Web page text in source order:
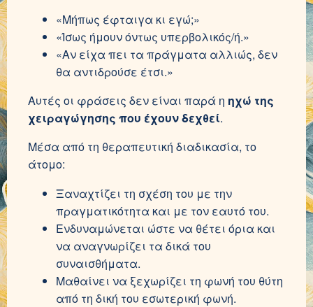
«Μήπως έφταιγα κι εγώ;»
«Ίσως ήμουν όντως υπερβολικός/ή.»
«Αν είχα πει τα πράγματα αλλιώς, δεν
θα αντιδρούσε έτσι.»
Αυτές οι φράσεις δεν είναι παρά η ηχώ της
χειραγώγησης που έχουν δεχθεί.
Μέσα από τη θεραπευτική διαδικασία, το
άτομο:
Ξαναχτίζει τη σχέση του με την
πραγματικότητα και με τον εαυτό του.
Ενδυναμώνεται ώστε να θέτει όρια και
να αναγνωρίζει τα δικά του
συναισθήματα.
Μαθαίνει να ξεχωρίζει τη φωνή του θύτη
από τη δική του εσωτερική φωνή.